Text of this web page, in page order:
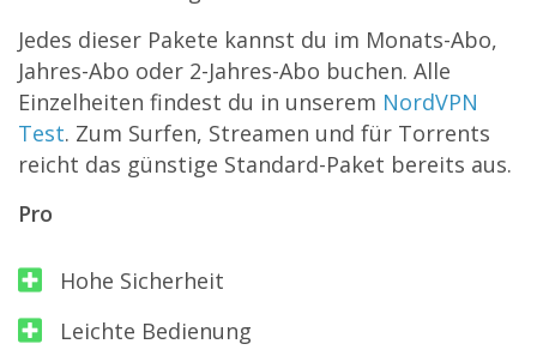
Jedes dieser Pakete kannst du im Monats-Abo,
Jahres-Abo oder 2-Jahres-Abo buchen. Alle
Einzelheiten findest du in unserem NordVPN
Test. Zum Surfen, Streamen und für Torrents
reicht das günstige Standard-Paket bereits aus.
Pro
Hohe Sicherheit
Leichte Bedienung